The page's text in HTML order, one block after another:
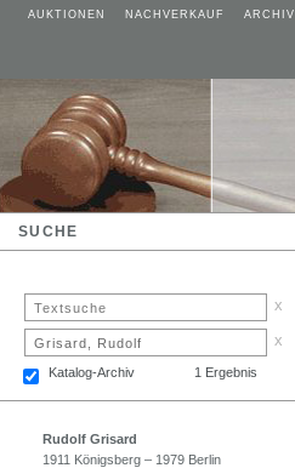
AUKTIONEN NACHVERKAUF ARCHIV
SUCHE
x
x
Katalog-Archiv 1 Ergebnis
Rudolf Grisard
1911 Königsberg – 1979 Berlin